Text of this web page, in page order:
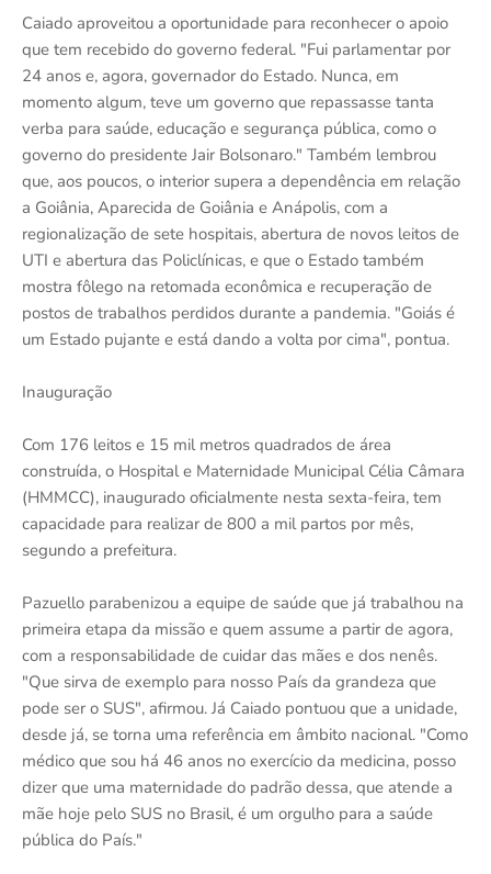
Caiado aproveitou a oportunidade para reconhecer o apoio
que tem recebido do governo federal. "Fui parlamentar por
24 anos e, agora, governador do Estado. Nunca, em
momento algum, teve um governo que repassasse tanta
verba para saúde, educação e segurança pública, como o
governo do presidente Jair Bolsonaro." Também lembrou
que, aos poucos, o interior supera a dependência em relação
a Goiânia, Aparecida de Goiânia e Anápolis, com a
regionalização de sete hospitais, abertura de novos leitos de
UTI e abertura das Policlínicas, e que o Estado também
mostra fôlego na retomada econômica e recuperação de
postos de trabalhos perdidos durante a pandemia. "Goiás é
um Estado pujante e está dando a volta por cima", pontua.
Inauguração
Com 176 leitos e 15 mil metros quadrados de área
construída, o Hospital e Maternidade Municipal Célia Câmara
(HMMCC), inaugurado oficialmente nesta sexta-feira, tem
capacidade para realizar de 800 a mil partos por mês,
segundo a prefeitura.
Pazuello parabenizou a equipe de saúde que já trabalhou na
primeira etapa da missão e quem assume a partir de agora,
com a responsabilidade de cuidar das mães e dos nenês.
"Que sirva de exemplo para nosso País da grandeza que
pode ser o SUS", afirmou. Já Caiado pontuou que a unidade,
desde já, se torna uma referência em âmbito nacional. "Como
médico que sou há 46 anos no exercício da medicina, posso
dizer que uma maternidade do padrão dessa, que atende a
mãe hoje pelo SUS no Brasil, é um orgulho para a saúde
pública do País."